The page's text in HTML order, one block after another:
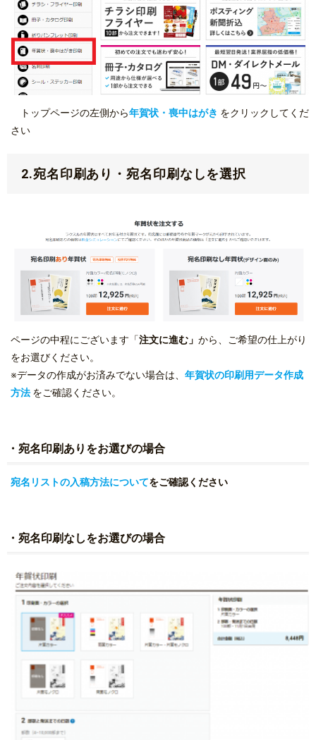
トップページの左側から年賀状・喪中はがき をクリックしてくだ
さい
2.宛名印刷あり・宛名印刷なしを選択
ページの中程にございます「注文に進む」 から、ご希望の仕上がり
をお選びください。
※データの作成がお済みでない場合は、 年賀状の印刷用データ作成
方法 をご確認ください。
・宛名印刷ありをお選びの場合
宛名リストの入稿方法についてをご確認ください
・宛名印刷なしをお選びの場合